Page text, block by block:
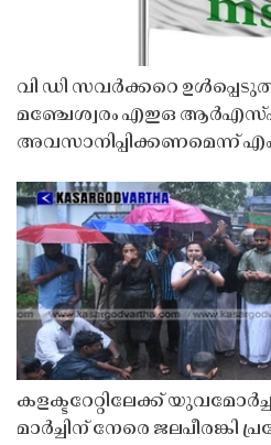
വി ഡി സവർക്കറെ
മഞ്ചേശ്വരം എഇഒ
അവസാനിപ്പിക്കണമെന്ന്
കളക്ടറേറ്റിലേക്ക്
മാർച്ചിന് നേരെ ജലപീരങ്കി